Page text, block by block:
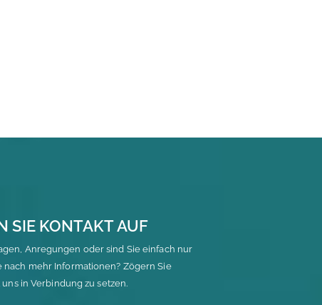
SIE KONTAKT AUF
Anregungen oder sind Sie einfach nur
nach mehr Informationen? Zögern Sie
in Verbindung zu setzen.